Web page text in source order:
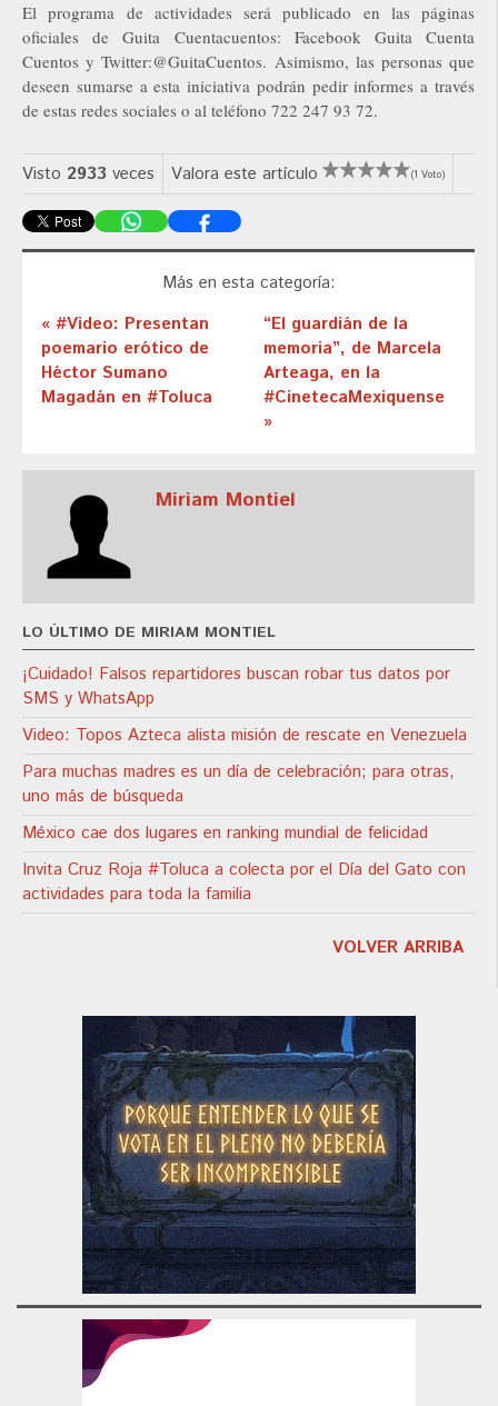
El programa de actividades será publicado en las páginas
oficiales de Guita Cuentacuentos: Facebook Guita Cuenta
Cuentos y Twitter:@GuitaCuentos. Asimismo, las personas que
deseen sumarse a esta iniciativa podrán pedir informes a través
de estas redes sociales o al teléfono 722 247 93 72.
Visto 2933 veces Valora este artículo (1 Voto)
Más en esta categoría:
« #Video: Presentan
poemario erótico de
Héctor Sumano
Magadán en #Toluca
“El guardián de la
memoria”, de Marcela
Arteaga, en la
#CinetecaMexiquense
»
Miriam Montiel
LO ÚLTIMO DE MIRIAM MONTIEL
¡Cuidado! Falsos repartidores buscan robar tus datos por
SMS y WhatsApp
Video: Topos Azteca alista misión de rescate en Venezuela
Para muchas madres es un día de celebración; para otras,
uno más de búsqueda
México cae dos lugares en ranking mundial de felicidad
Invita Cruz Roja #Toluca a colecta por el Día del Gato con
actividades para toda la familia
VOLVER ARRIBA